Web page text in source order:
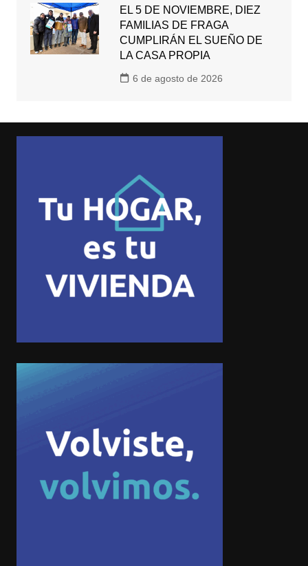
EL 5 DE NOVIEMBRE, DIEZ
FAMILIAS DE FRAGA
CUMPLIRÁN EL SUEÑO DE
LA CASA PROPIA
6 de agosto de 2026